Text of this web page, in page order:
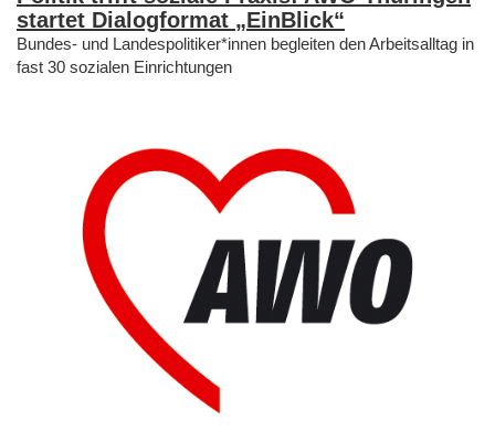
startet Dialogformat „EinBlick“
Bundes- und Landespolitiker*innen begleiten den Arbeitsalltag in
fast 30 sozialen Einrichtungen